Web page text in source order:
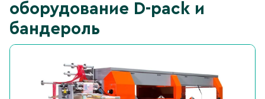
оборудование D-pack и
бандероль